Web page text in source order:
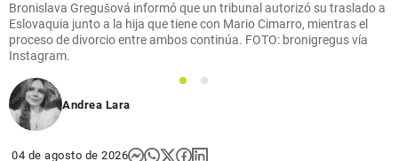
Bronislava Gregušová informó que un tribunal autorizó su traslado a
Eslovaquia junto a la hija que tiene con Mario Cimarro, mientras el
proceso de divorcio entre ambos continúa. FOTO: bronigregus vía
Instagram.
1
2
Andrea Lara
04 de agosto de 2026